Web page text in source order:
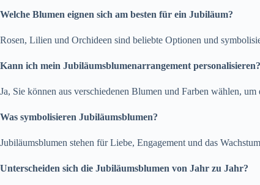
Welche Blumen eignen sich am besten für ein Jubiläum?
Rosen, Lilien und Orchideen sind beliebte Optionen und
Kann ich mein Jubiläumsblumenarrangement personalisieren?
Ja, Sie können aus verschiedenen Blumen und Farben wählen,
Was symbolisieren Jubiläumsblumen?
Jubiläumsblumen stehen für Liebe, Engagement und das
Unterscheiden sich die Jubiläumsblumen von Jahr zu Jahr?